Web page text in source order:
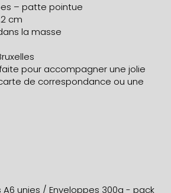
– patte pointue
cm
la masse
pour accompagner une jolie
de correspondance ou une
A6 unies / Enveloppes 300g - pack